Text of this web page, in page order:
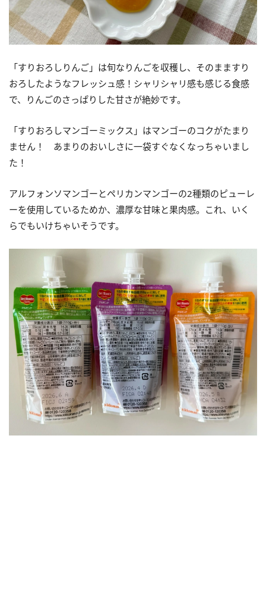
「すりおろしりんご」は旬なりんごを収穫し、そのまますり
おろしたようなフレッシュ感！シャリシャリ感も感じる食感
で、りんごのさっぱりした甘さが絶妙です。
「すりおろしマンゴーミックス」はマンゴーのコクがたまり
ません！ あまりのおいしさに一袋すぐなくなっちゃいまし
た！
アルフォンソマンゴーとペリカンマンゴーの2種類のピューレ
ーを使用しているためか、濃厚な甘味と果肉感。これ、いく
らでもいけちゃいそうです。